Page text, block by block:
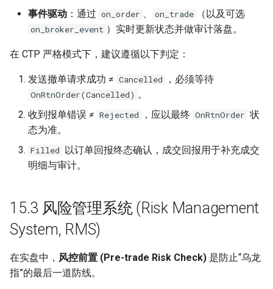
事件驱动 ：通过 on_order 、 on_trade （以及可选
on_broker_event ）实时更新状态并做审计落盘。
在 CTP 严格模式下，建议遵循以下判定：
发送撤单请求成功 ≠ Cancelled ，必须等待
OnRtnOrder(Cancelled) 。
收到报单错误 ≠ Rejected ，应以最终 OnRtnOrder 状
态为准。
Filled 以订单回报终态确认，成交回报用于补充成交
明细与审计。
15.3 风险管理系统 (Risk Management
System, RMS)
在实盘中， 风控前置 (Pre-trade Risk Check) 是防止“乌龙
指”的最后一道防线。